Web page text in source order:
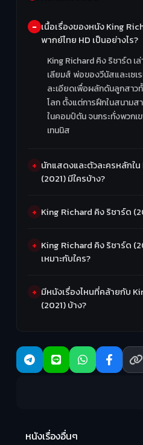
เนื้อเรื่องของหนัง King
พากย์ไทย HD เป็นอย่างไร?
King Richard คิง ริชาร์ด เ
เลียมส์ พ่อของวีนัสและเซเ
ละเอียดเพื่อผลักดันลูกสาว
โลก ตั้งแต่การฝึกในสนามส
ในคอมป์ตัน จนกระทั่งพวกเ
เทนนิส
นักแสดงและตัวละครหลักใ
(2021) มีใครบ้าง?
King Richard คิง ริชาร์ด
King Richard คิง ริชาร์ด
เหมาะกับใคร?
มีหนังเรื่องไหนที่คล้ายกับ
(2021) บ้าง?
หนังเรื่องอื่นๆ